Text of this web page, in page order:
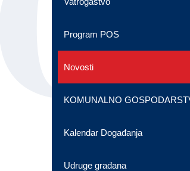
Program POS
Novosti
KOMUNALNO
Kalendar Događanja
Udruge građana